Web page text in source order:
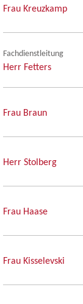
Frau Kreuzkamp
Fachdienstleitung
Herr Fetters
Frau Braun
Herr Stolberg
Frau Haase
Frau Kisselevski